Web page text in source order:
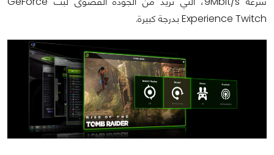
Experience Twitch بدرجة كبيرة.